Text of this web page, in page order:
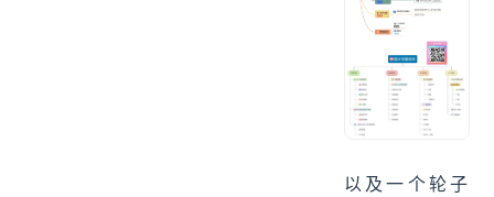
以及一个轮子